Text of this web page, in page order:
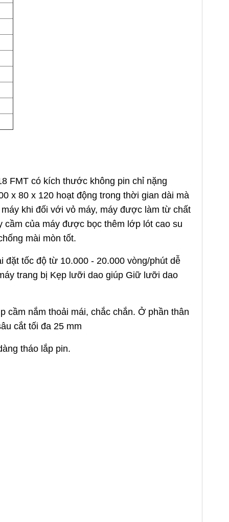
FMT có kích thước không pin chỉ nặng
x 80 x 120 hoạt động trong thời gian dài mà
khi đối với vỏ máy, máy được làm từ chất
cầm của máy được bọc thêm lớp lót cao su
mài mòn tốt.
tốc độ từ 10.000 - 20.000 vòng/phút dễ
trang bị Kẹp lưỡi dao giúp Giữ lưỡi dao
cầm nắm thoải mái, chắc chắn. Ở phần thân
cắt tối đa 25 mm
tháo lắp pin.